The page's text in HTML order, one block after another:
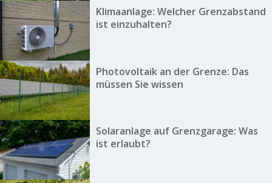
Klimaanlage: Welcher Grenzabstand
ist einzuhalten?
Photovoltaik an der Grenze: Das
müssen Sie wissen
Solaranlage auf Grenzgarage: Was
ist erlaubt?